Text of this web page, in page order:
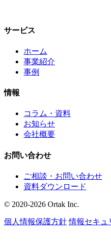
サービス
ホーム
事業紹介
事例
情報
コラム・資料
お知らせ
会社概要
お問い合わせ
ご相談・お問い合わせ
資料ダウンロード
© 2020-2026 Ortak Inc.
個人情報保護方針 情報セキュ